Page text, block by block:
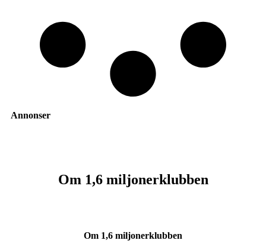
Annonser
Om 1,6 miljonerklubben
Om 1,6 miljonerklubben